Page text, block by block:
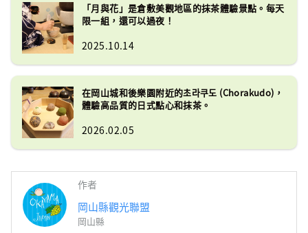
「月與花」是倉敷美觀地區的抹茶體驗景點。每天
限一組，還可以過夜！
2025.10.14
在岡山城和後樂園附近的초라쿠도 (Chorakudo)，
體驗高品質的日式點心和抹茶。
2026.02.05
作者
岡山縣觀光聯盟
岡山縣